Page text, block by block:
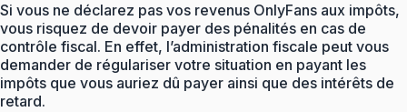
Si vous ne déclarez pas vos revenus OnlyFans aux impôts,
vous risquez de devoir payer des pénalités en cas de
contrôle fiscal. En effet, l’administration fiscale peut vous
demander de régulariser votre situation en payant les
impôts que vous auriez dû payer ainsi que des intérêts de
retard.